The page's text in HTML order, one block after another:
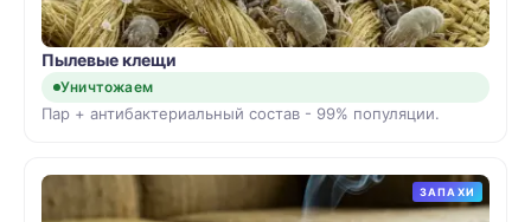
Пылевые клещи
Уничтожаем
Пар + антибактериальный состав - 99% популяции.
ЗАПАХИ